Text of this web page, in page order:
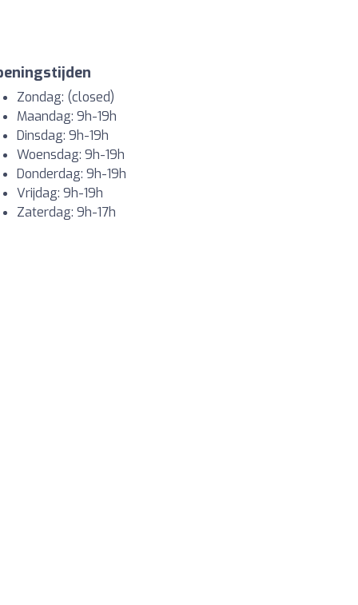
Zondag: (closed)
Maandag: 9h-19h
Dinsdag: 9h-19h
Woensdag: 9h-19h
Donderdag: 9h-19h
Vrijdag: 9h-19h
Zaterdag: 9h-17h